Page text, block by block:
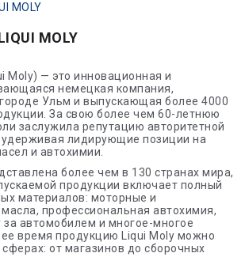
MOLY
MOLY
— это инновационная и
немецкая компания,
Ульм и выпускающая более 4000
За свою более чем 60-летнюю
заслужила репутацию авторитетной
лидирующие позиции на
и автохимии.
более чем в 130 странах мира,
продукции включает полный
материалов: моторные и
профессиональная автохимия,
за автомобилем и многое-многое
время продукцию Liqui Moly можно
сферах: от магазинов до сборочных